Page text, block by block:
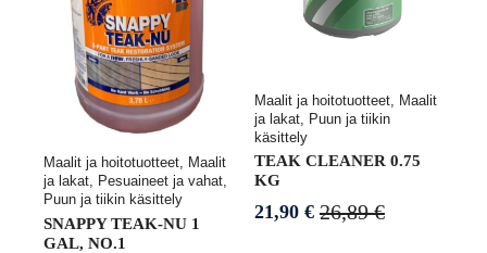
Maalit ja hoitotuotteet, Maalit
ja lakat, Pesuaineet ja vahat,
Puun ja tiikin käsittely
SNAPPY TEAK-NU 1
GAL, NO.1
Maalit ja hoitotuotteet, Maalit
ja lakat, Puun ja tiikin
käsittely
TEAK CLEANER 0.75
KG
26,89€
Alkuperäinen
21,90 €
Nykyinen